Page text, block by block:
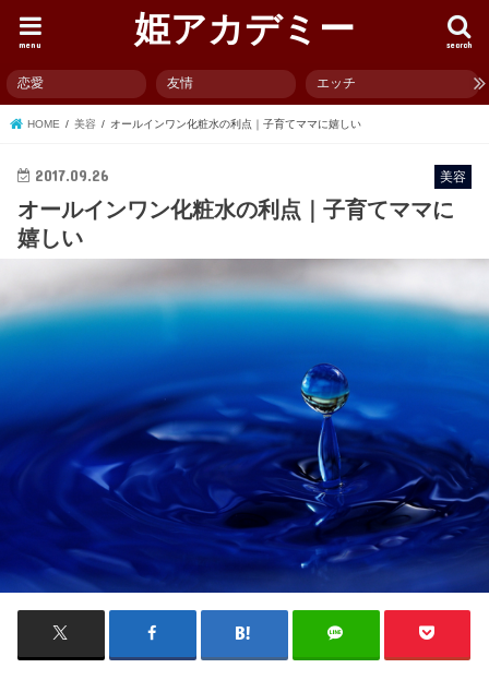
姫アカデミー search
menu
恋愛 友情 エッチ
HOME 美容 オールインワン化粧水の利点｜子育てママに嬉しい
美容
2017.09.26
オールインワン化粧水の利点｜子育てママに
嬉しい